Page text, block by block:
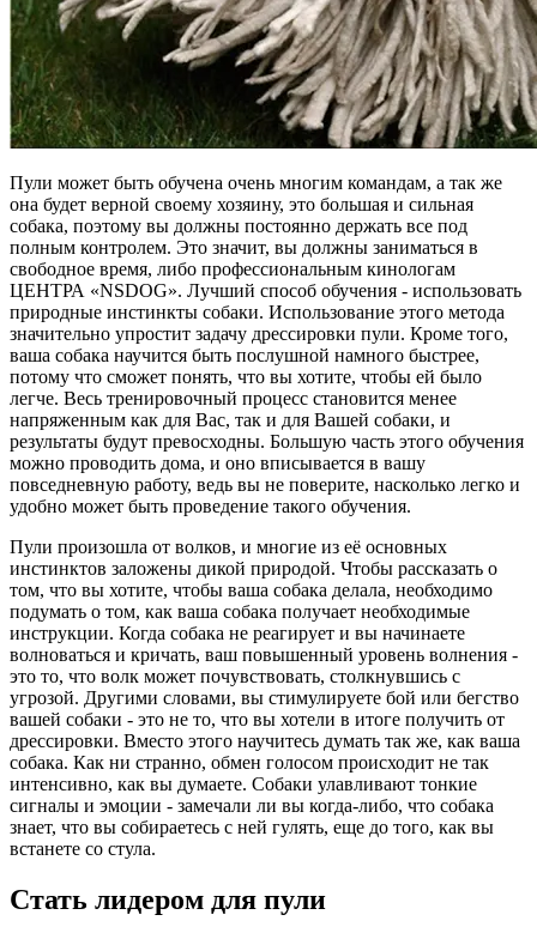
Пули может быть обучена очень многим командам, а так же
она будет верной своему хозяину, это большая и сильная
собака, поэтому вы должны постоянно держать все под
полным контролем. Это значит, вы должны заниматься в
свободное время, либо профессиональным кинологам
ЦЕНТРА «NSDOG». Лучший способ обучения - использовать
природные инстинкты собаки. Использование этого метода
значительно упростит задачу дрессировки пули. Кроме того,
ваша собака научится быть послушной намного быстрее,
потому что сможет понять, что вы хотите, чтобы ей было
легче. Весь тренировочный процесс становится менее
напряженным как для Вас, так и для Вашей собаки, и
результаты будут превосходны. Большую часть этого обучения
можно проводить дома, и оно вписывается в вашу
повседневную работу, ведь вы не поверите, насколько легко и
удобно может быть проведение такого обучения.
Пули произошла от волков, и многие из её основных
инстинктов заложены дикой природой. Чтобы рассказать о
том, что вы хотите, чтобы ваша собака делала, необходимо
подумать о том, как ваша собака получает необходимые
инструкции. Когда собака не реагирует и вы начинаете
волноваться и кричать, ваш повышенный уровень волнения -
это то, что волк может почувствовать, столкнувшись с
угрозой. Другими словами, вы стимулируете бой или бегство
вашей собаки - это не то, что вы хотели в итоге получить от
дрессировки. Вместо этого научитесь думать так же, как ваша
собака. Как ни странно, обмен голосом происходит не так
интенсивно, как вы думаете. Собаки улавливают тонкие
сигналы и эмоции - замечали ли вы когда-либо, что собака
знает, что вы собираетесь с ней гулять, еще до того, как вы
встанете со стула.
Стать лидером для пули